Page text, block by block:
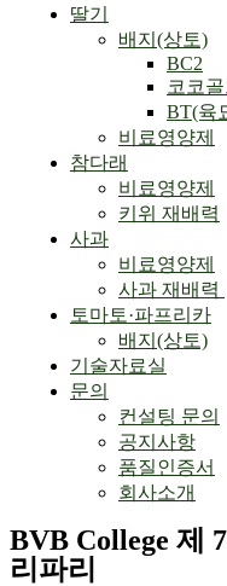
Menu
딸기
배지(상토)
BC2
코코골
BT(육
비료영양제
참다래
비료영양제
키위 재배력
사과
비료영양제
사과 재배력 ​
토마토·파프리카
배지(상토)
기술자료실
문의
컨설팅 문의
공지사항
품질인증서
회사소개
BVB College 제
리파리